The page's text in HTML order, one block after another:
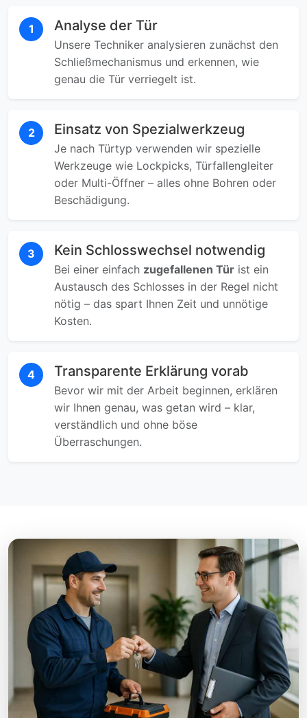
1 Analyse der Tür
Unsere Techniker analysieren zunächst den
Schließmechanismus und erkennen, wie
genau die Tür verriegelt ist.
2 Einsatz von Spezialwerkzeug
Je nach Türtyp verwenden wir spezielle
Werkzeuge wie Lockpicks, Türfallengleiter
oder Multi-Öffner – alles ohne Bohren oder
Beschädigung.
3 Kein Schlosswechsel notwendig
Bei einer einfach zugefallenen Tür ist ein
Austausch des Schlosses in der Regel nicht
nötig – das spart Ihnen Zeit und unnötige
Kosten.
4 Transparente Erklärung vorab
Bevor wir mit der Arbeit beginnen, erklären
wir Ihnen genau, was getan wird – klar,
verständlich und ohne böse
Überraschungen.